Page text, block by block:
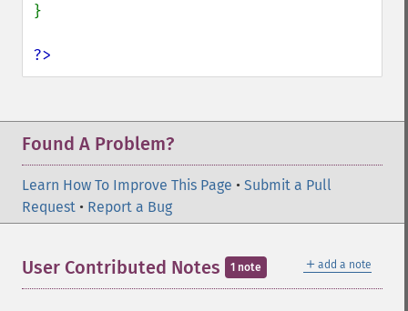
}
?>
Found A Problem?
Learn How To Improve This Page • Submit a Pull
Request • Report a Bug
＋ add a note
User Contributed Notes 1 note